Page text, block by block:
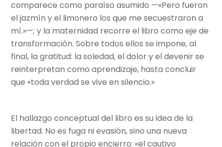
comparece como paraíso asumido —«Pero fueron
el jazmín y el limonero los que me secuestraron a
mí.»—; y la maternidad recorre el libro como eje de
transformación. Sobre todos ellos se impone, al
final, la gratitud: la soledad, el dolor y el devenir se
reinterpretan como aprendizaje, hasta concluir
que «toda verdad se vive en silencio.»
El hallazgo conceptual del libro es su idea de la
libertad. No es fuga ni evasión, sino una nueva
relación con el propio encierro: «el cautivo